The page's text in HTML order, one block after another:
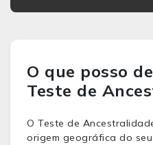
O que posso
Teste de
O Teste de
origem geográfica do